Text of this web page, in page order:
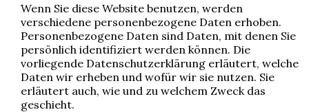
Wenn Sie diese Website benutzen, werden
verschiedene personenbezogene Daten erhoben.
Personenbezogene Daten sind Daten, mit denen Sie
persönlich identifiziert werden können. Die
vorliegende Datenschutzerklärung erläutert, welche
Daten wir erheben und wofür wir sie nutzen. Sie
erläutert auch, wie und zu welchem Zweck das
geschieht.